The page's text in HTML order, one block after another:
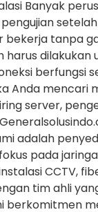
Banyak
bekerja tanpa
harus dilakukan
berfungsi
Anda mencari
server,
adalah
pada
CCTV,
tim ahli
berkomitmen